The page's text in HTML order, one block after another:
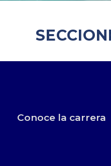
Conoce la carrera